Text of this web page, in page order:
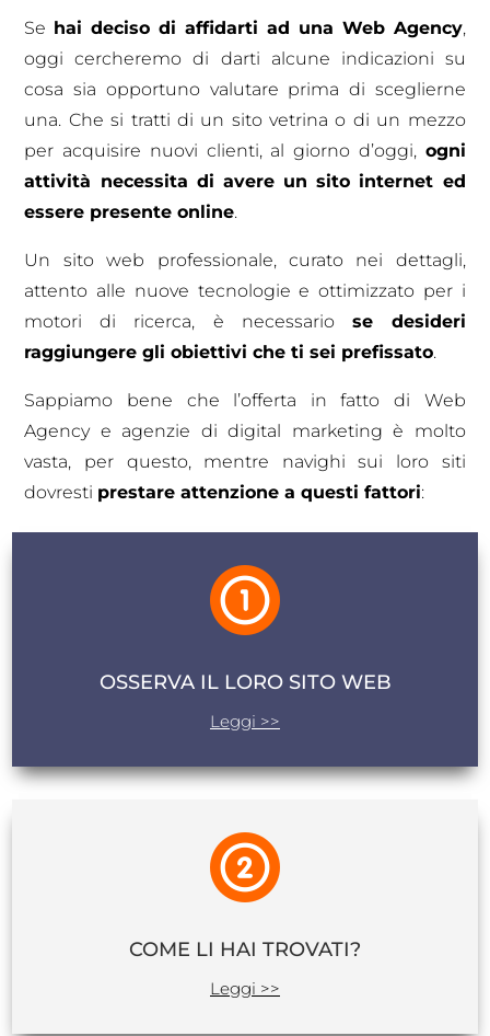
Se hai deciso di affidarti ad una Web Agency,
oggi cercheremo di darti alcune indicazioni su
cosa sia opportuno valutare prima di sceglierne
una. Che si tratti di un sito vetrina o di un mezzo
per acquisire nuovi clienti, al giorno d’oggi, ogni
attività necessita di avere un sito internet ed
essere presente online.
Un sito web professionale, curato nei dettagli,
attento alle nuove tecnologie e ottimizzato per i
motori di ricerca, è necessario se desideri
raggiungere gli obiettivi che ti sei prefissato.
Sappiamo bene che l’offerta in fatto di Web
Agency e agenzie di digital marketing è molto
vasta, per questo, mentre navighi sui loro siti
dovresti prestare attenzione a questi fattori:
OSSERVA IL LORO SITO WEB
Leggi >>
COME LI HAI TROVATI?
Leggi >>